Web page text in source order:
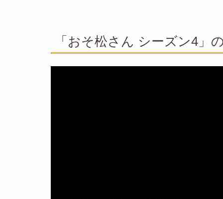
「おそ松さん シーズン4」